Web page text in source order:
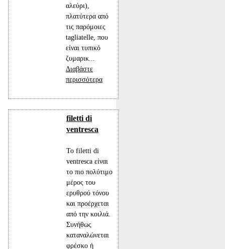
αλεύρι),
πλατύτερα από
τις παρόμοιες
tagliatelle, που
είναι τυπικό
ζυμαρικ...
Διαβάστε
περισσότερα
filetti di
ventresca
Το filetti di
ventresca είναι
το πιο πολύτιμο
μέρος του
ερυθρού τόνου
και προέρχεται
από την κοιλιά.
Συνήθως
καταναλώνεται
φρέσκο ή